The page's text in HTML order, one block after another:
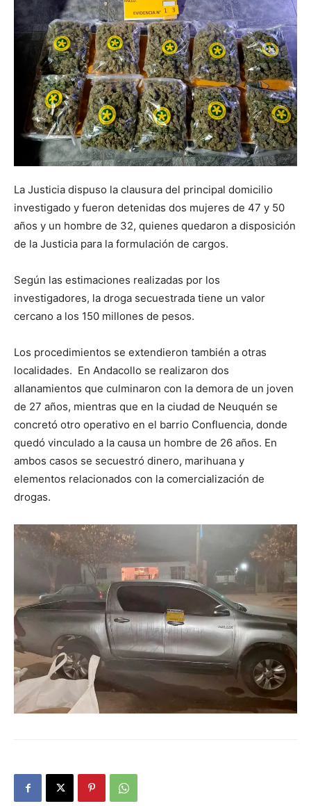
La Justicia dispuso la clausura del principal domicilio
investigado y fueron detenidas dos mujeres de 47 y 50
años y un hombre de 32, quienes quedaron a disposición
de la Justicia para la formulación de cargos.
Según las estimaciones realizadas por los
investigadores, la droga secuestrada tiene un valor
cercano a los 150 millones de pesos.
Los procedimientos se extendieron también a otras
localidades. En Andacollo se realizaron dos
allanamientos que culminaron con la demora de un joven
de 27 años, mientras que en la ciudad de Neuquén se
concretó otro operativo en el barrio Confluencia, donde
quedó vinculado a la causa un hombre de 26 años. En
ambos casos se secuestró dinero, marihuana y
elementos relacionados con la comercialización de
drogas.